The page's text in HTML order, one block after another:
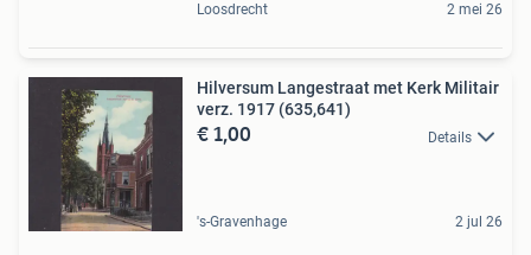
Loosdrecht 2 mei 26
Hilversum Langestraat met Kerk Militair
verz. 1917 (635,641)
€ 1,00 Details
's-Gravenhage 2 jul 26